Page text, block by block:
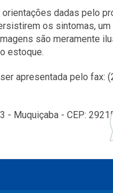
dadas pelo
os sintomas,
são meramente
estoque.
apresentada pelo fax:
- Muquiçaba - CEP: